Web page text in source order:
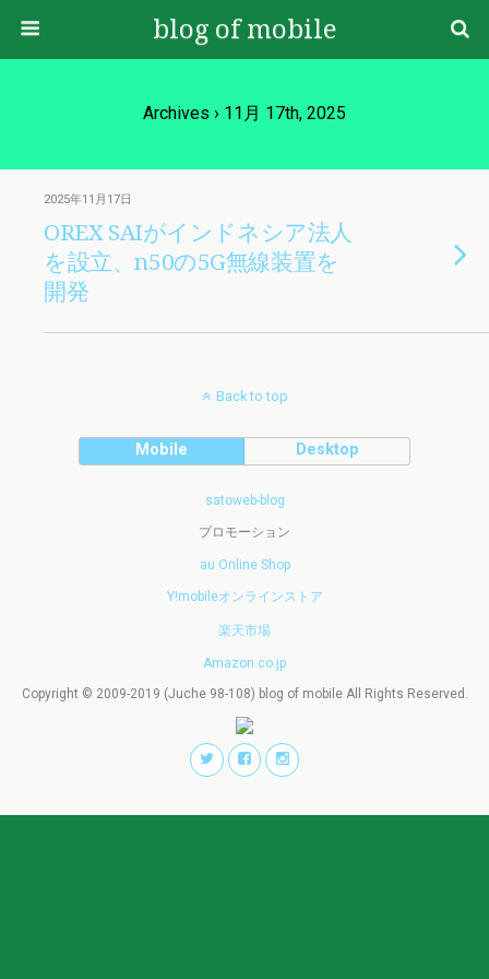
blog of mobile
Archives › 11月 17th, 2025
2025年11月17日
OREX SAIがインドネシア法人
を設立、n50の5G無線装置を
開発
Back to top
Mobile Desktop
satoweb-blog
プロモーション
au Online Shop
Y!mobileオンラインストア
楽天市場
Amazon.co.jp
Copyright © 2009-2019 (Juche 98-108) blog of mobile All Rights Reserved.